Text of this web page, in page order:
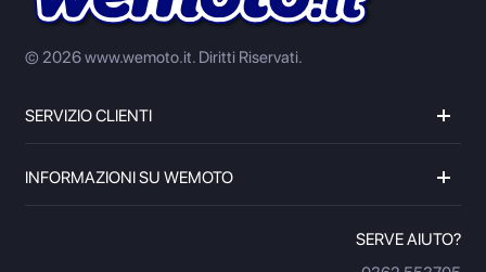
© 2026 www.wemoto.it. Diritti Riservati.
SERVIZIO CLIENTI
INFORMAZIONI SU WEMOTO
SERVE AIUTO?